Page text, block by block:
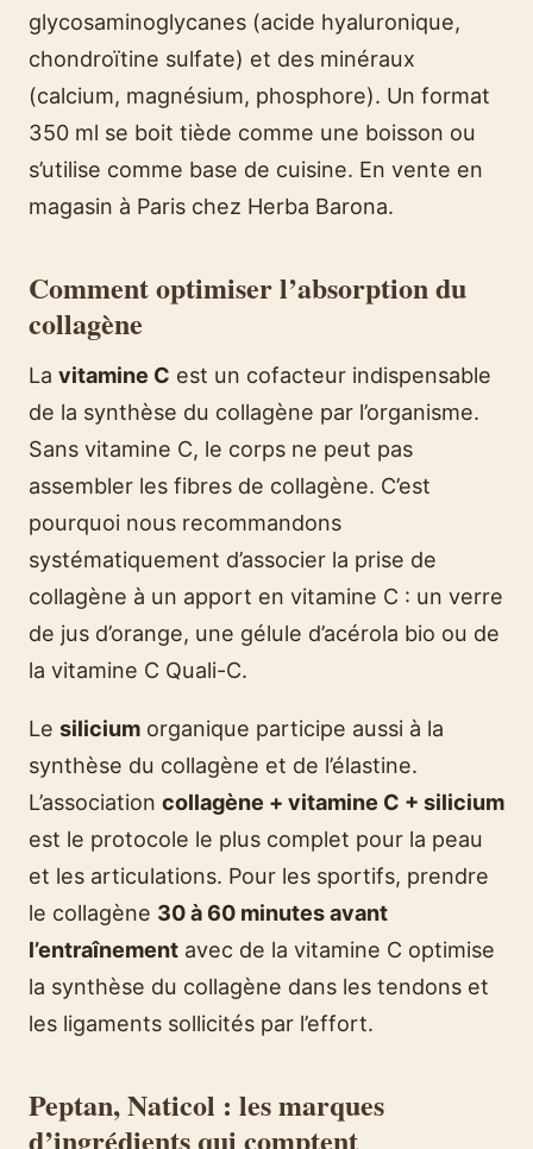
glycosaminoglycanes (acide hyaluronique,
chondroïtine sulfate) et des minéraux
(calcium, magnésium, phosphore). Un format
350 ml se boit tiède comme une boisson ou
s’utilise comme base de cuisine. En vente en
magasin à Paris chez Herba Barona.
Comment optimiser l’absorption du
collagène
La vitamine C est un cofacteur indispensable
de la synthèse du collagène par l’organisme.
Sans vitamine C, le corps ne peut pas
assembler les fibres de collagène. C’est
pourquoi nous recommandons
systématiquement d’associer la prise de
collagène à un apport en vitamine C : un verre
de jus d’orange, une gélule d’acérola bio ou de
la vitamine C Quali-C.
Le silicium organique participe aussi à la
synthèse du collagène et de l’élastine.
L’association collagène + vitamine C + silicium
est le protocole le plus complet pour la peau
et les articulations. Pour les sportifs, prendre
le collagène 30 à 60 minutes avant
l’entraînement avec de la vitamine C optimise
la synthèse du collagène dans les tendons et
les ligaments sollicités par l’effort.
Peptan, Naticol : les marques
d’ingrédients qui comptent